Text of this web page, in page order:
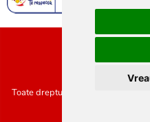
Toate drepturile rezervate SC